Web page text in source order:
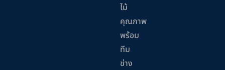
ไม้
คุณภาพ
พร้อม
ทีม
ช่าง